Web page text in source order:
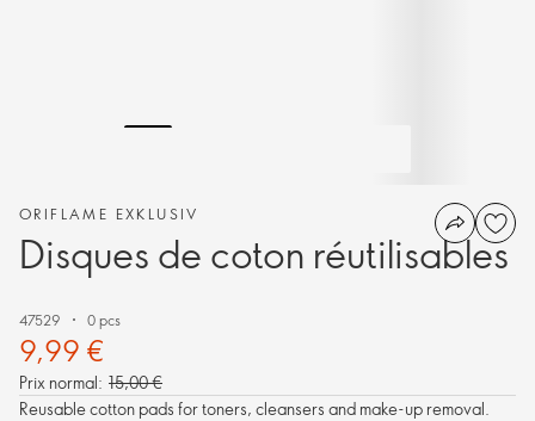
ORIFLAME EXKLUSIV
Disques de coton réutilisables
47529 0 pcs
9,99 €
Prix normal: 15,00 €
Reusable cotton pads for toners, cleansers and make-up removal.